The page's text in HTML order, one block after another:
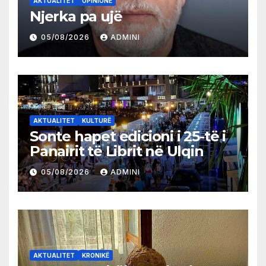
Njerka pa ujë
05/08/2026 ADMINI
AKTUALITET KULTURË
Sonte hapet edicioni i 25-të i
Panairit të Librit në Ulqin
05/08/2026 ADMINI
AKTUALITET KRONIKË